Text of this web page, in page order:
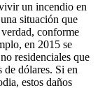
un incendio en
situación que
verdad, conforme
en 2015 se
residenciales que
dólares. Si en
estos daños